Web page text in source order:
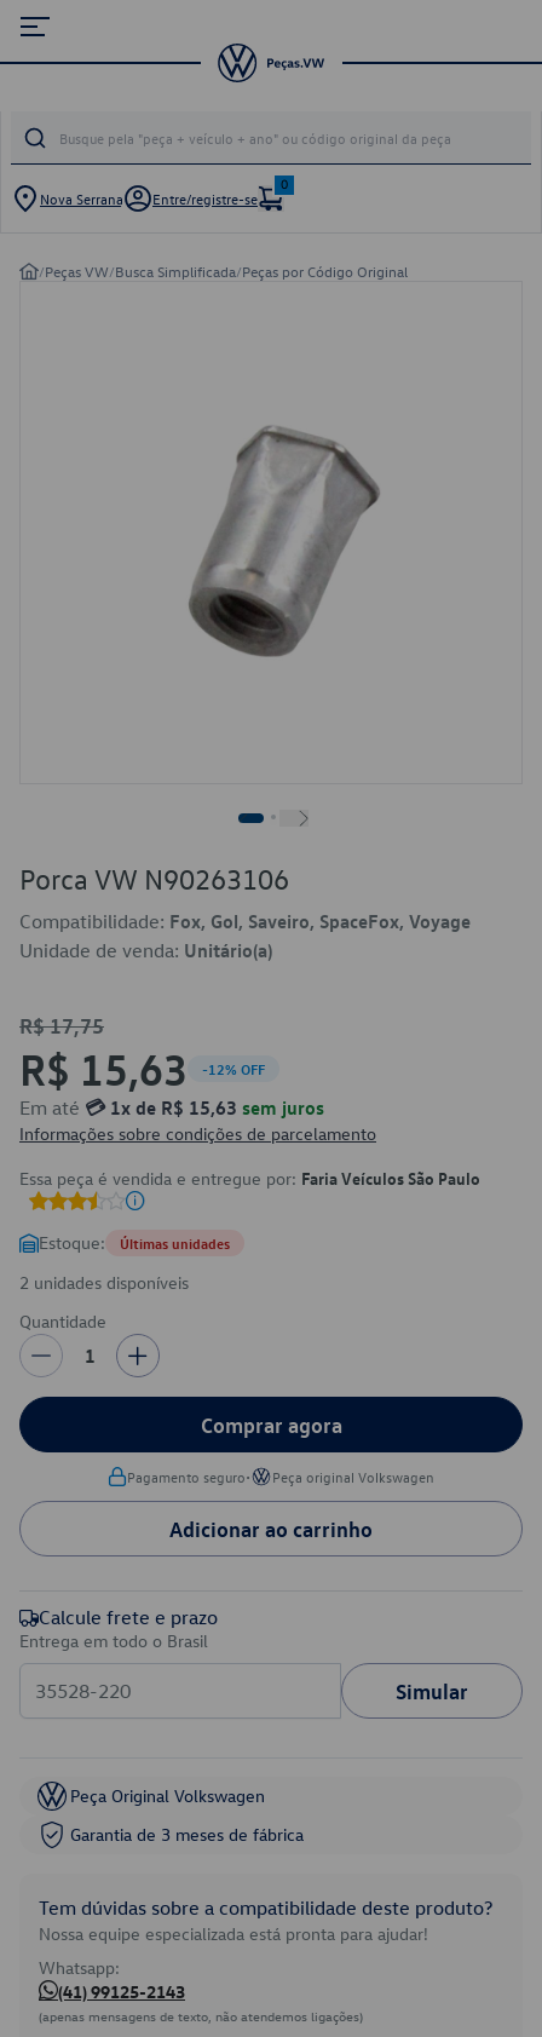
Nova Serrana Entre/registre-se
0
/Peças VW/Busca Simplificada/Peças por Código Original
Porca VW N90263106
Compatibilidade: Fox, Gol, Saveiro, SpaceFox, Voyage
Unidade de venda: Unitário(a)
R$ 17,75
R$ 15,63 -12% OFF
Em até 💳 1x de R$ 15,63 sem juros
Informações sobre condições de parcelamento
Essa peça é vendida e entregue por: Faria Veículos São Paulo
Estoque: Últimas unidades
2 unidades disponíveis
Quantidade
1
Comprar agora
Pagamento seguro• Peça original Volkswagen
Adicionar ao carrinho
Calcule frete e prazo
Entrega em todo o Brasil
Simular
Peça Original Volkswagen
Garantia de 3 meses de fábrica
Tem dúvidas sobre a compatibilidade deste produto?
Nossa equipe especializada está pronta para ajudar!
Whatsapp:
(41) 99125-2143
(apenas mensagens de texto, não atendemos ligações)